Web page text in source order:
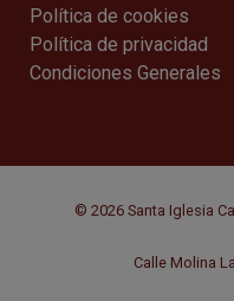
Política de cookies
Política de privacidad
Condiciones Generales
© 2026 Santa Iglesia
Calle Molina